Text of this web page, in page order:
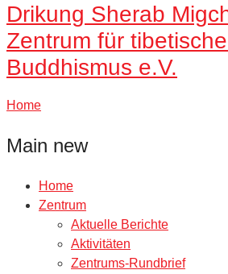
Drikung Sherab
Zentrum für
Buddhismus e.V.
Home
Main new
Home
Zentrum
Aktuelle Berichte
Aktivitäten
Zentrums-Rundbrief